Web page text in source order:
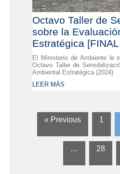
Octavo Taller de
sobre la
Estratégica
El Ministerio de Ambiente le
Octavo Taller de
Ambiental Estratégica (2024)
LEER MÁS
« Previous 1
… 28